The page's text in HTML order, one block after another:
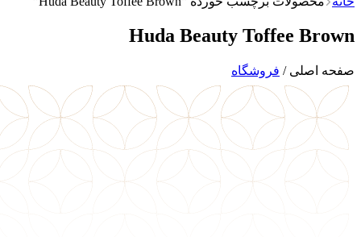
Huda Beauty Toffee Brown
صفحه اصلی / فروشگاه